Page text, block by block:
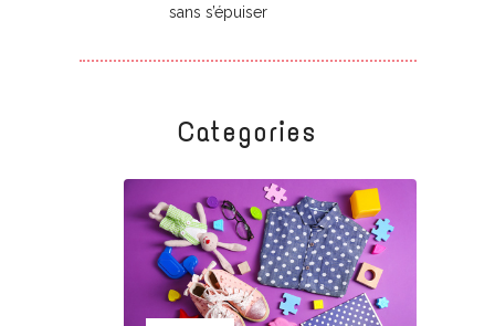
sans s’épuiser
Categories